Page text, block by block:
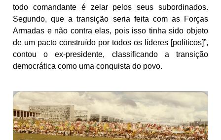
todo comandante é zelar pelos seus subordinados.
Segundo, que a transição seria feita com as Forças
Armadas e não contra elas, pois isso tinha sido objeto
de um pacto construído por todos os líderes [políticos]”,
contou o ex-presidente, classificando a transição
democrática como uma conquista do povo.